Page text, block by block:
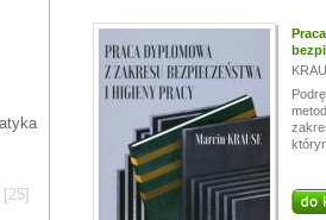
Drodzy Klienci!
Ze względu na przerwę
[25]